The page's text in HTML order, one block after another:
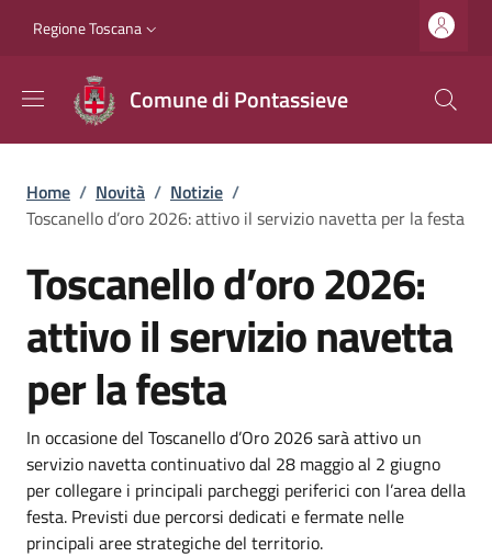
Slim top
Regione Toscana
Comune di Pontassieve
Briciole di pane
Home / Novità / Notizie /
Toscanello d’oro 2026: attivo il servizio navetta per la festa
Toscanello d’oro 2026:
attivo il servizio navetta
per la festa
Dettagli
Descrizione breve
In occasione del Toscanello d’Oro 2026 sarà attivo un
servizio navetta continuativo dal 28 maggio al 2 giugno
per collegare i principali parcheggi periferici con l’area della
festa. Previsti due percorsi dedicati e fermate nelle
principali aree strategiche del territorio.